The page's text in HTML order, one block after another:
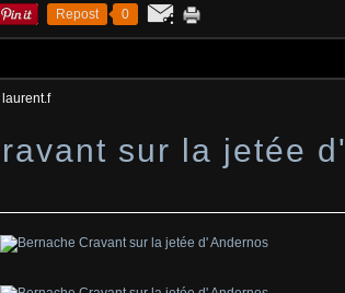
Repost 0
sur la jetée d'